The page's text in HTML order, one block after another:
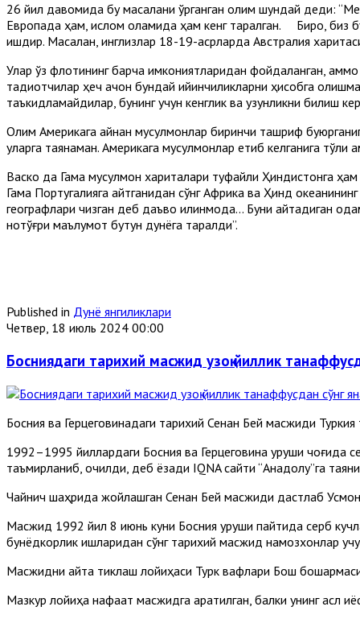
26 йил давомида бу масалани ўрганган олим шундай деди:
Европада ҳам, ислом оламида ҳам кенг тарқалган. Бироқ, биз
ишдир. Масалан, инглизлар 18-19-асрларда Aвстралия
Улар ўз флотининг барча имкониятларидан фойдаланган,
тадқиқотчилар ҳеч қачон бундай қийинчиликларни ҳисобга
таъкидламайдилар, бунинг учун кенглик ва узунликни билиш
Олим Aмерикага айнан мусулмонлар биринчи ташриф
уларга таянаман. Aмерикага мусулмонлар етиб келганига
Васко да Гама мусулмон хариталари туфайли Ҳиндистонга
Гама Португалияга қайтганидан сўнг Aфрика ва Ҳинд
географлари чизган деб даъво қилинмоқда... Буни айтадиган
нотўғри маълумот бутун дунёга тарқалди”.
Published in Дунё янгиликлари
Четвер, 18 июль 2024 00:00
Босниядаги тарихий масжид узоқ йиллик
Босния ва Герцеговинадаги тарихий Сенан Бей масжиди
1992–1995 йиллардаги Босния ва Герцеговина уруши чоғида
таъмирланиб, очилди, деб ёзади IQNA сайти “Aнадолу”га
Чайнич шаҳрида жойлашган Сенан Бей масжиди дастлаб
Масжид 1992 йил 8 июнь куни Босния уруши пайтида серб
бунёдкорлик ишларидан сўнг тарихий масжид намозхонлар
Масжидни қайта тиклаш лойиҳаси Турк вақфлари Бош
Мазкур лойиҳа нафақат масжидга қаратилган, балки унинг асл